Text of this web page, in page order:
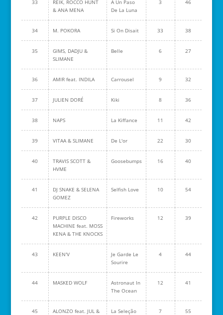
33
REIK, ROCCO HUNT
& ANA MENA
A Un Paso
De La Luna
3 46
34 M. POKORA Si On Disait 33 38
35
GIMS, DADJU &
SLIMANE
Belle 6 27
36 AMIR feat. INDILA Carrousel 9 32
37 JULIEN DORÉ Kiki 8 36
38 NAPS La Kiffance 11 42
39 VITAA & SLIMANE De L'or 22 30
40
TRAVIS SCOTT &
HVME
Goosebumps 16 40
41
DJ SNAKE & SELENA
GOMEZ
Selfish Love 10 54
42
PURPLE DISCO
MACHINE feat. MOSS
KENA & THE KNOCKS
Fireworks 12 39
43 KEEN'V
Je Garde Le
Sourire
4 44
44 MASKED WOLF
Astronaut In
The Ocean
12 41
45
ALONZO feat. JUL &
La Seleção 7 55